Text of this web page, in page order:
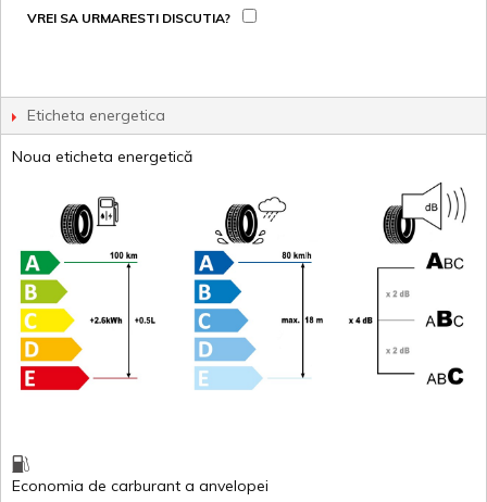
VREI SA URMARESTI DISCUTIA?
Eticheta energetica
Noua eticheta energetică
Economia de carburant a anvelopei